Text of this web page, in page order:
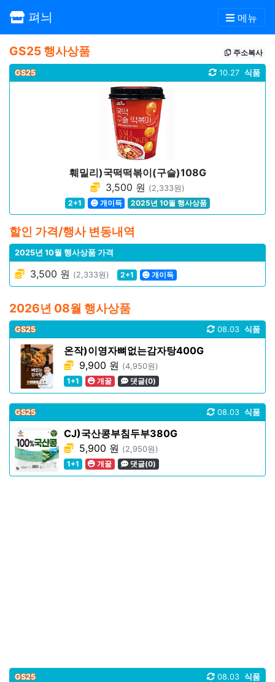
펴늬 메뉴
GS25 행사상품 주소복사
GS25 식품
10.27
훼밀리)국떡떡볶이(구슬)108G
3,500 원 (2,333원)
2+1
개이득 2025년 10월 행사상품
할인 가격/행사 변동내역
2025년 10월 행사상품 가격
3,500 원 (2,333원) 2+1 개이득
2026년 08월 행사상품
GS25 식품
08.03
온작)이영자뼈없는감자탕400G
9,900 원 (4,950원)
1+1
개꿀 댓글(0)
GS25 식품
08.03
CJ)국산콩부침두부380G
5,900 원 (2,950원)
1+1
개꿀 댓글(0)
GS25 식품
08.03